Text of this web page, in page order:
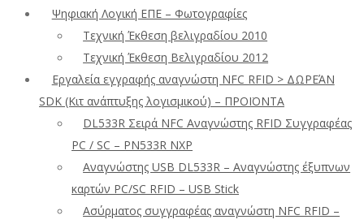
Ψηφιακή Λογική ΕΠΕ – Φωτογραφίες
Τεχνική Έκθεση βελιγραδίου 2010
Τεχνική Έκθεση Βελιγραδίου 2012
Εργαλεία εγγραφής αναγνώστη NFC RFID > ΔΩΡΕΆΝ
SDK (Κιτ ανάπτυξης λογισμικού) – ΠΡΟΪΟΝΤΑ
DL533R Σειρά NFC Αναγνώστης RFID Συγγραφέας
PC / SC – PN533R NXP
Αναγνώστης USB DL533R – Αναγνώστης έξυπνων
καρτών PC/SC RFID – USB Stick
Ασύρματος συγγραφέας αναγνώστη NFC RFID –